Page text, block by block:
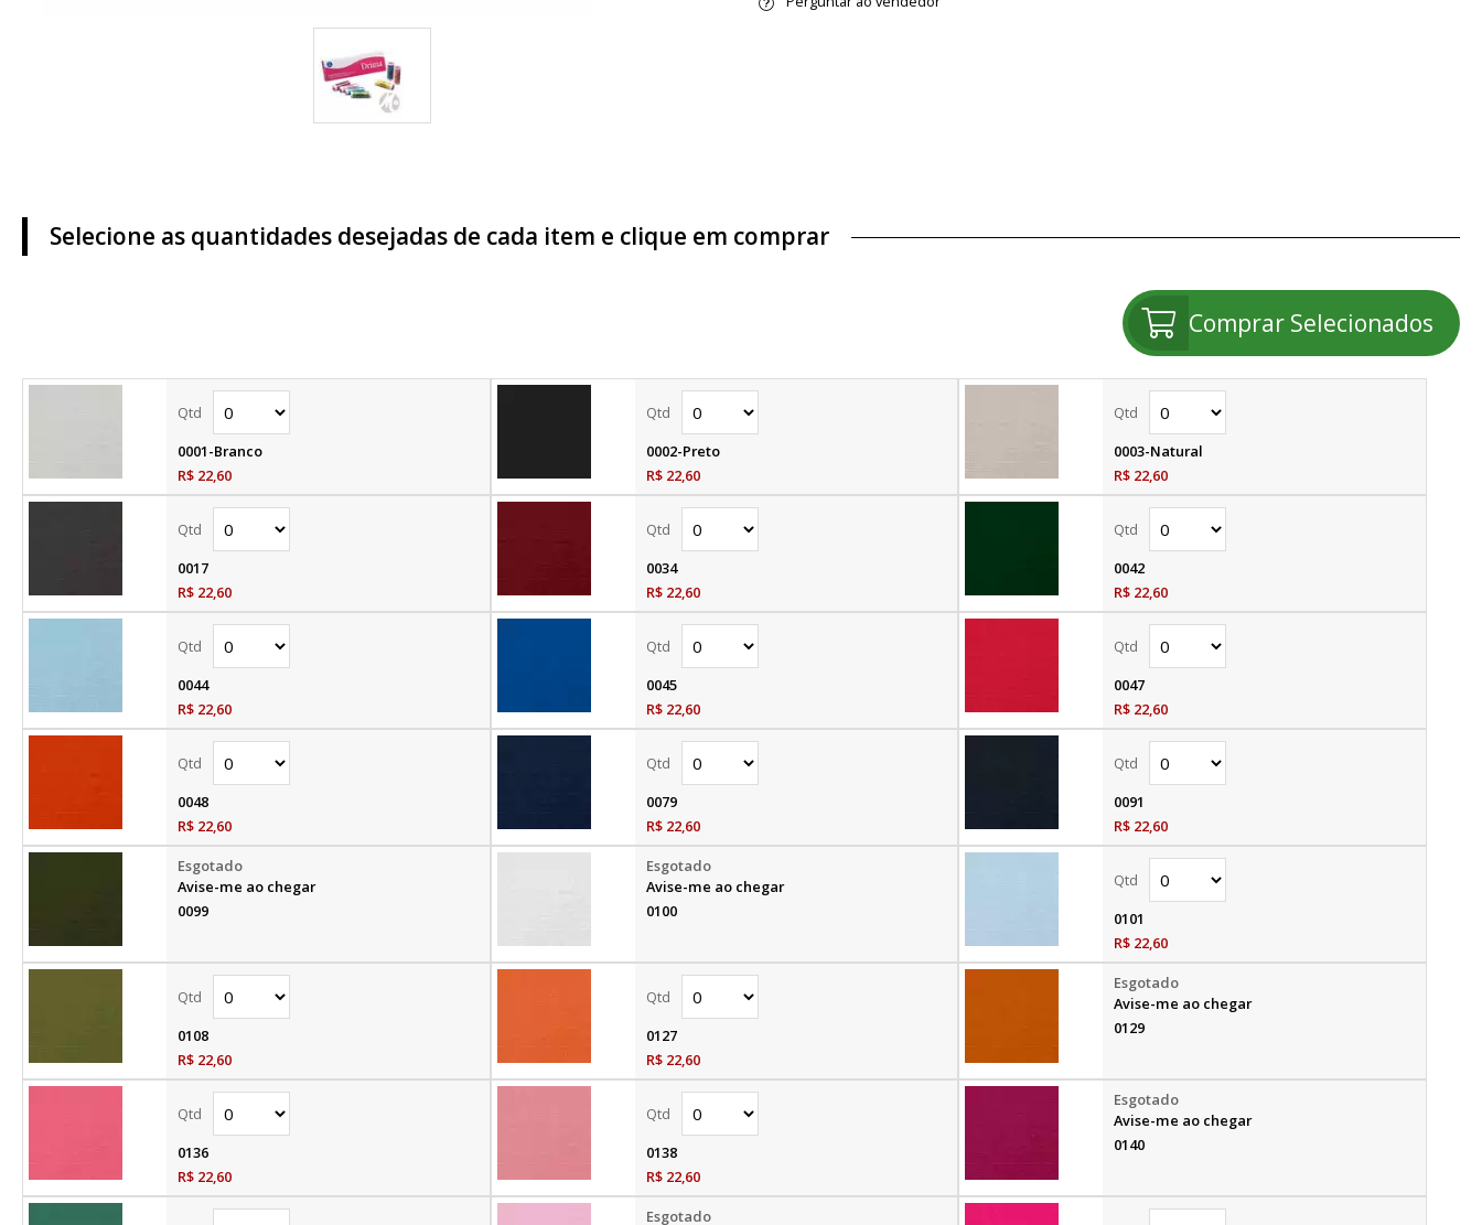
Selecione as quantidades desejadas de cada item e clique em comprar
Comprar Selecionados
0001-Branco
R$ 22,60
0002-Preto
R$ 22,60
0003-Natural
R$ 22,60
0017
R$ 22,60
0034
R$ 22,60
0042
R$ 22,60
0044
R$ 22,60
0045
R$ 22,60
0047
R$ 22,60
0048
R$ 22,60
0079
R$ 22,60
0091
R$ 22,60
Avise-me ao chegar
0099
Avise-me ao chegar
0100
0101
R$ 22,60
0108
R$ 22,60
0127
R$ 22,60
Avise-me ao chegar
0129
0136
R$ 22,60
0138
R$ 22,60
Avise-me ao chegar
0140